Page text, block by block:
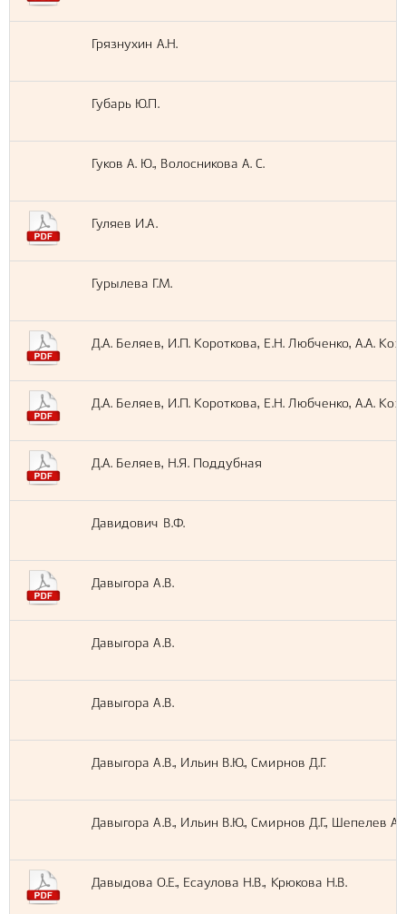
Грязнухин А.Н.
Губарь Ю.П.
Гуков А. Ю., Волосникова А. С.
Гуляев И.А.
Гурылева Г.М.
Д.А. Беляев, И.П. Короткова, Е.Н. Любченко, А.А.
Д.А. Беляев, И.П. Короткова, Е.Н. Любченко, А.А.
Д.А. Беляев, Н.Я. Поддубная
Давидович В.Ф.
Давыгора А.В.
Давыгора А.В.
Давыгора А.В.
Давыгора А.В., Ильин В.Ю., Смирнов Д.Г.
Давыгора А.В., Ильин В.Ю., Смирнов Д.Г., Шепелев
Давыдова О.Е., Есаулова Н.В., Крюкова Н.В.